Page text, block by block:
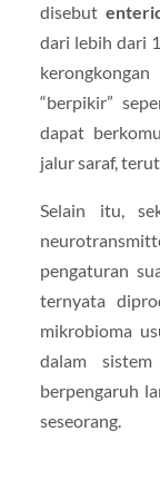
disebut
dari lebih dari
“berpikir”
dapat
jalur saraf,
Selain itu,
pengaturan
ternyata
mikrobioma
dalam
berpengaruh
seseorang.